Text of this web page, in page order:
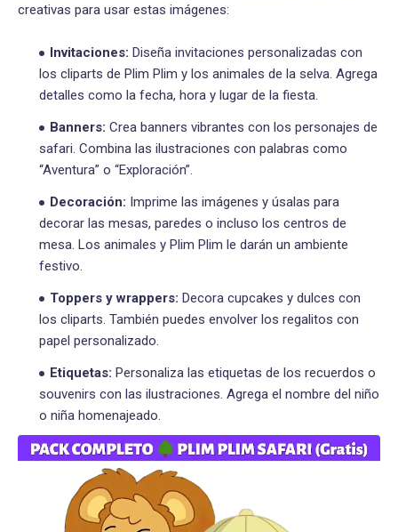
creativas para usar estas imágenes:
Invitaciones: Diseña invitaciones personalizadas con
los cliparts de Plim Plim y los animales de la selva. Agrega
detalles como la fecha, hora y lugar de la fiesta.
Banners: Crea banners vibrantes con los personajes de
safari. Combina las ilustraciones con palabras como
“Aventura” o “Exploración”.
Decoración: Imprime las imágenes y úsalas para
decorar las mesas, paredes o incluso los centros de
mesa. Los animales y Plim Plim le darán un ambiente
festivo.
Toppers y wrappers: Decora cupcakes y dulces con
los cliparts. También puedes envolver los regalitos con
papel personalizado.
Etiquetas: Personaliza las etiquetas de los recuerdos o
souvenirs con las ilustraciones. Agrega el nombre del niño
o niña homenajeado.